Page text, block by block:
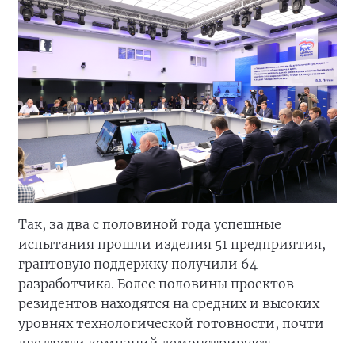
Так, за два с половиной года успешные
испытания прошли изделия 51 предприятия,
грантовую поддержку получили 64
разработчика. Более половины проектов
резидентов находятся на средних и высоких
уровнях технологической готовности, почти